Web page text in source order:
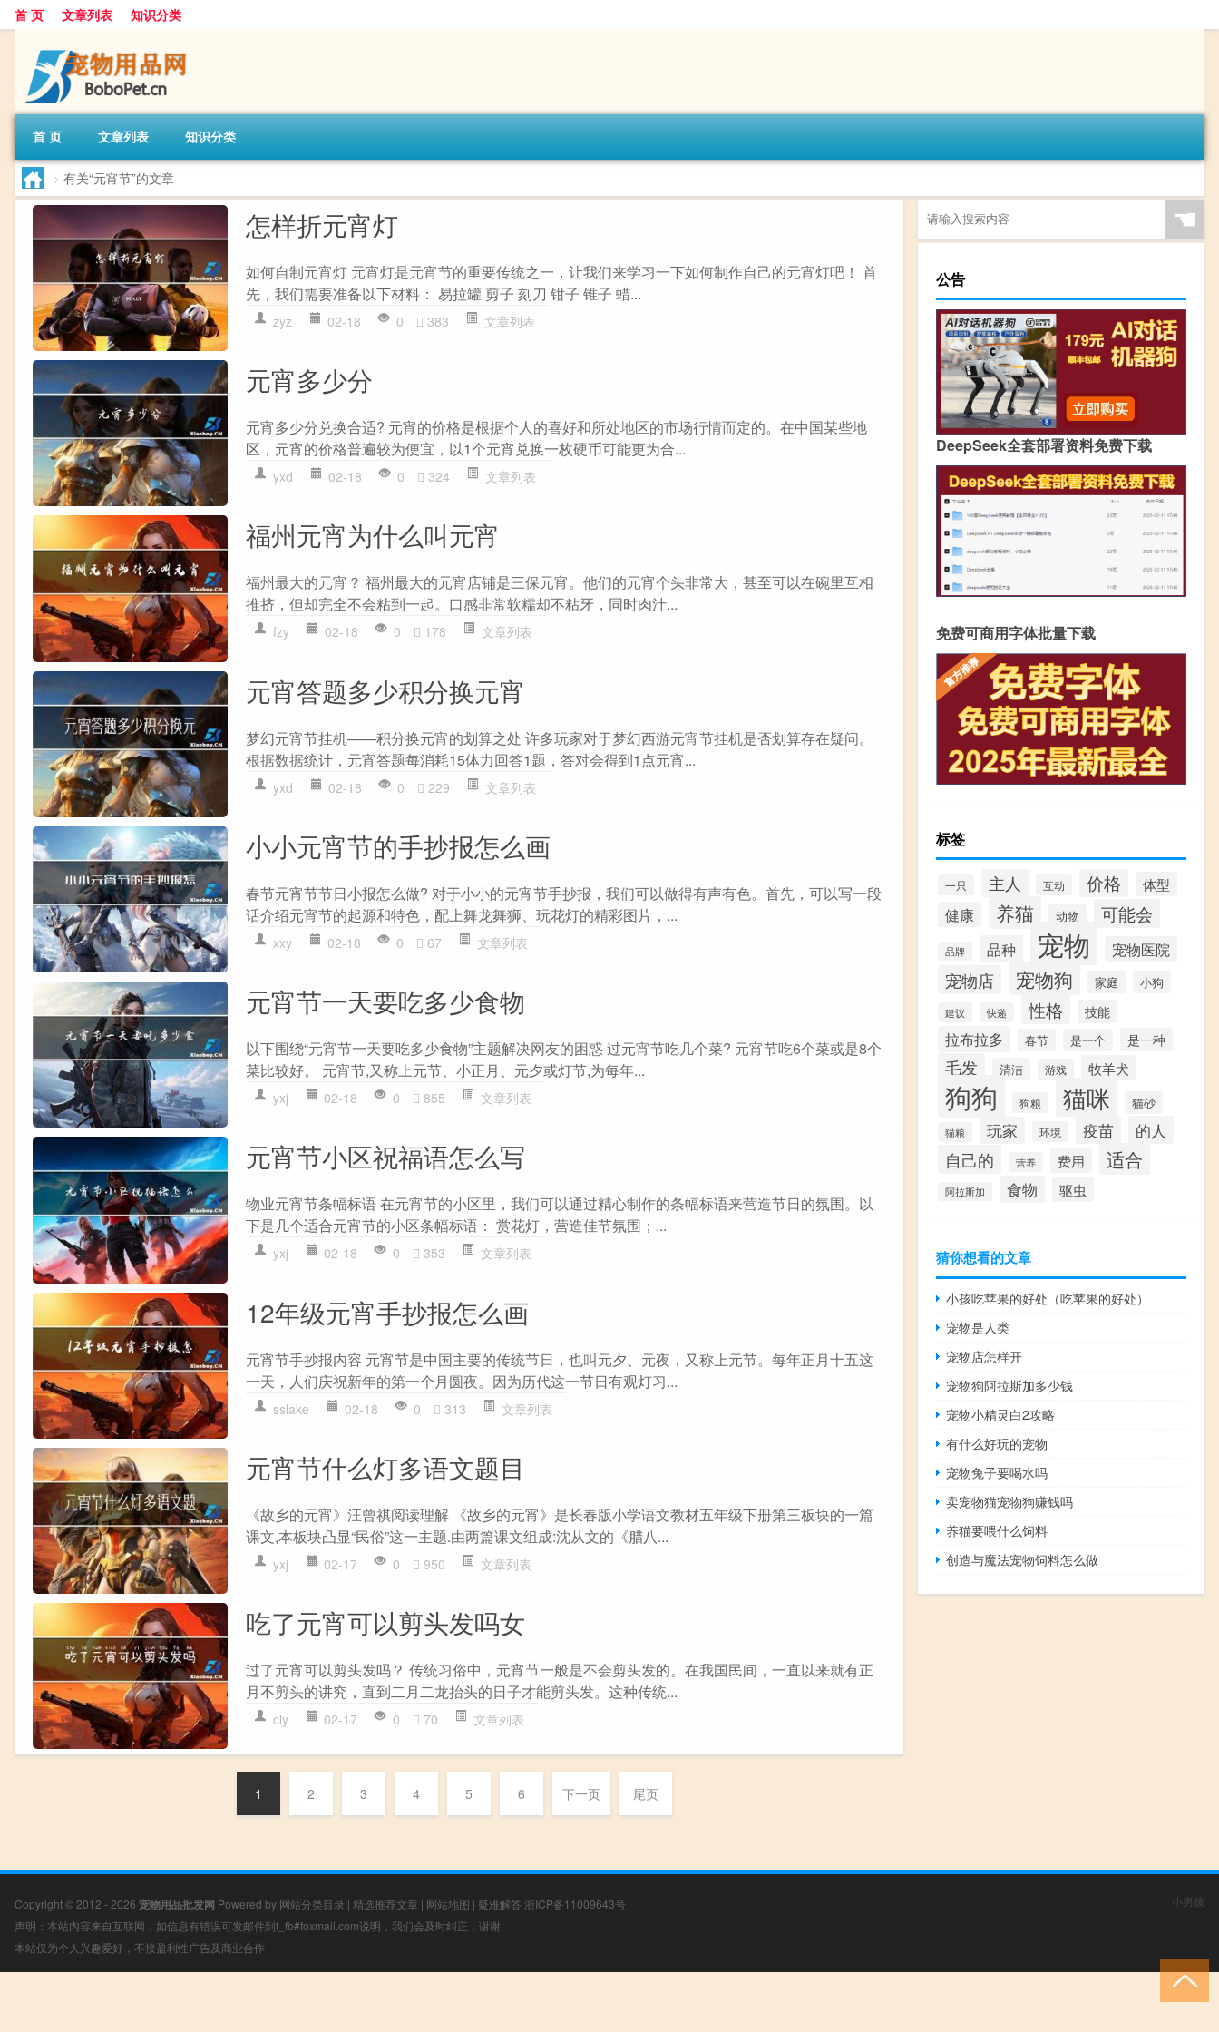
首 页 文章列表 知识分类
首 页 文章列表 知识分类
> 有关“元宵节”的文章
怎样折元宵灯
如何自制元宵灯 元宵灯是元宵节的重要传统之一，让我们来学习一下如何制作自己的元宵灯吧！ 首
先，我们需要准备以下材料： 易拉罐 剪子 刻刀 钳子 锥子 蜡...
zyz 02-18 0 383 文章列表
元宵多少分
元宵多少分兑换合适? 元宵的价格是根据个人的喜好和所处地区的市场行情而定的。在中国某些地
区，元宵的价格普遍较为便宜，以1个元宵兑换一枚硬币可能更为合...
yxd 02-18 0 324 文章列表
福州元宵为什么叫元宵
福州最大的元宵？ 福州最大的元宵店铺是三保元宵。他们的元宵个头非常大，甚至可以在碗里互相
推挤，但却完全不会粘到一起。口感非常软糯却不粘牙，同时肉汁...
fzy 02-18 0 178 文章列表
元宵答题多少积分换元宵
梦幻元宵节挂机——积分换元宵的划算之处 许多玩家对于梦幻西游元宵节挂机是否划算存在疑问。
根据数据统计，元宵答题每消耗15体力回答1题，答对会得到1点元宵...
yxd 02-18 0 229 文章列表
小小元宵节的手抄报怎么画
春节元宵节节日小报怎么做? 对于小小的元宵节手抄报，我们可以做得有声有色。首先，可以写一段
话介绍元宵节的起源和特色，配上舞龙舞狮、玩花灯的精彩图片，...
xxy 02-18 0 67 文章列表
元宵节一天要吃多少食物
以下围绕“元宵节一天要吃多少食物”主题解决网友的困惑 过元宵节吃几个菜? 元宵节吃6个菜或是8个
菜比较好。 元宵节,又称上元节、小正月、元夕或灯节,为每年...
yxj 02-18 0 855 文章列表
元宵节小区祝福语怎么写
物业元宵节条幅标语 在元宵节的小区里，我们可以通过精心制作的条幅标语来营造节日的氛围。以
下是几个适合元宵节的小区条幅标语： 赏花灯，营造佳节氛围；...
yxj 02-18 0 353 文章列表
12年级元宵手抄报怎么画
元宵节手抄报内容 元宵节是中国主要的传统节日，也叫元夕、元夜，又称上元节。每年正月十五这
一天，人们庆祝新年的第一个月圆夜。因为历代这一节日有观灯习...
sslake 02-18 0 313 文章列表
元宵节什么灯多语文题目
《故乡的元宵》汪曾祺阅读理解 《故乡的元宵》是长春版小学语文教材五年级下册第三板块的一篇
课文,本板块凸显“民俗”这一主题.由两篇课文组成:沈从文的《腊八...
yxj 02-17 0 950 文章列表
吃了元宵可以剪头发吗女
过了元宵可以剪头发吗？ 传统习俗中，元宵节一般是不会剪头发的。在我国民间，一直以来就有正
月不剪头的讲究，直到二月二龙抬头的日子才能剪头发。这种传统...
cly 02-17 0 70 文章列表
1 2 3 4 5 6 下一页 尾页
☚
公告
DeepSeek全套部署资料免费下载
免费可商用字体批量下载
标签
一只 主人 互动 价格 体型
健康 养猫 动物 可能会
品牌 品种 宠物 宠物医院
宠物店 宠物狗 家庭 小狗
建议 快递 性格 技能
拉布拉多 春节 是一个 是一种
毛发 清洁 游戏 牧羊犬
狗狗 狗粮 猫咪 猫砂
猫粮 玩家 环境 疫苗 的人
自己的 营养 费用 适合
阿拉斯加 食物 驱虫
猜你想看的文章
小孩吃苹果的好处（吃苹果的好处）
宠物是人类
宠物店怎样开
宠物狗阿拉斯加多少钱
宠物小精灵白2攻略
有什么好玩的宠物
宠物兔子要喝水吗
卖宠物猫宠物狗赚钱吗
养猫要喂什么饲料
创造与魔法宠物饲料怎么做
Copyright © 2012 - 2026 宠物用品批发网 Powered by 网站分类目录 | 精选推荐文章 | 网站地图 | 疑难解答 浙ICP备11009643号
声明：本站内容来自互联网，如信息有错误可发邮件到f_fb#foxmail.com说明，我们会及时纠正，谢谢
本站仅为个人兴趣爱好，不接盈利性广告及商业合作
小男孩